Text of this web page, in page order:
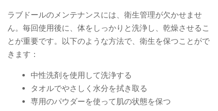
ラブドールのメンテナンスには、衛生管理が欠かせませ
ん。毎回使用後に、体をしっかりと洗浄し、乾燥させるこ
とが重要です。以下のような方法で、衛生を保つことがで
きます：
中性洗剤を使用して洗浄する
タオルでやさしく水分を拭き取る
専用のパウダーを使って肌の状態を保つ